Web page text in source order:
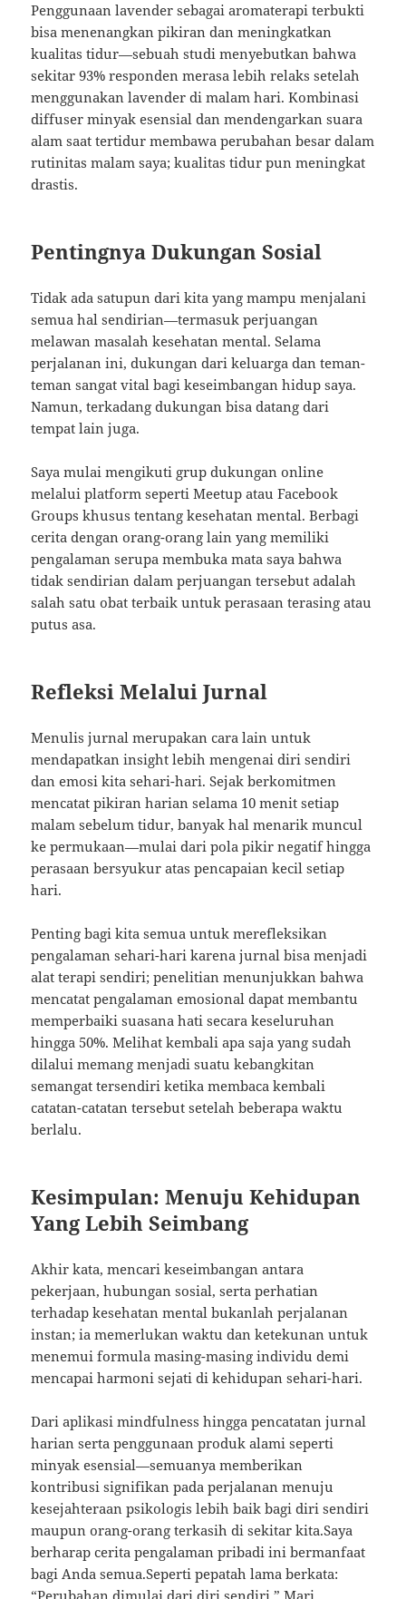
Penggunaan lavender sebagai aromaterapi terbukti
bisa menenangkan pikiran dan meningkatkan
kualitas tidur—sebuah studi menyebutkan bahwa
sekitar 93% responden merasa lebih relaks setelah
menggunakan lavender di malam hari. Kombinasi
diffuser minyak esensial dan mendengarkan suara
alam saat tertidur membawa perubahan besar dalam
rutinitas malam saya; kualitas tidur pun meningkat
drastis.
Pentingnya Dukungan Sosial
Tidak ada satupun dari kita yang mampu menjalani
semua hal sendirian—termasuk perjuangan
melawan masalah kesehatan mental. Selama
perjalanan ini, dukungan dari keluarga dan teman-
teman sangat vital bagi keseimbangan hidup saya.
Namun, terkadang dukungan bisa datang dari
tempat lain juga.
Saya mulai mengikuti grup dukungan online
melalui platform seperti Meetup atau Facebook
Groups khusus tentang kesehatan mental. Berbagi
cerita dengan orang-orang lain yang memiliki
pengalaman serupa membuka mata saya bahwa
tidak sendirian dalam perjuangan tersebut adalah
salah satu obat terbaik untuk perasaan terasing atau
putus asa.
Refleksi Melalui Jurnal
Menulis jurnal merupakan cara lain untuk
mendapatkan insight lebih mengenai diri sendiri
dan emosi kita sehari-hari. Sejak berkomitmen
mencatat pikiran harian selama 10 menit setiap
malam sebelum tidur, banyak hal menarik muncul
ke permukaan—mulai dari pola pikir negatif hingga
perasaan bersyukur atas pencapaian kecil setiap
hari.
Penting bagi kita semua untuk merefleksikan
pengalaman sehari-hari karena jurnal bisa menjadi
alat terapi sendiri; penelitian menunjukkan bahwa
mencatat pengalaman emosional dapat membantu
memperbaiki suasana hati secara keseluruhan
hingga 50%. Melihat kembali apa saja yang sudah
dilalui memang menjadi suatu kebangkitan
semangat tersendiri ketika membaca kembali
catatan-catatan tersebut setelah beberapa waktu
berlalu.
Kesimpulan: Menuju Kehidupan
Yang Lebih Seimbang
Akhir kata, mencari keseimbangan antara
pekerjaan, hubungan sosial, serta perhatian
terhadap kesehatan mental bukanlah perjalanan
instan; ia memerlukan waktu dan ketekunan untuk
menemui formula masing-masing individu demi
mencapai harmoni sejati di kehidupan sehari-hari.
Dari aplikasi mindfulness hingga pencatatan jurnal
harian serta penggunaan produk alami seperti
minyak esensial—semuanya memberikan
kontribusi signifikan pada perjalanan menuju
kesejahteraan psikologis lebih baik bagi diri sendiri
maupun orang-orang terkasih di sekitar kita.Saya
berharap cerita pengalaman pribadi ini bermanfaat
bagi Anda semua.Seperti pepatah lama berkata: